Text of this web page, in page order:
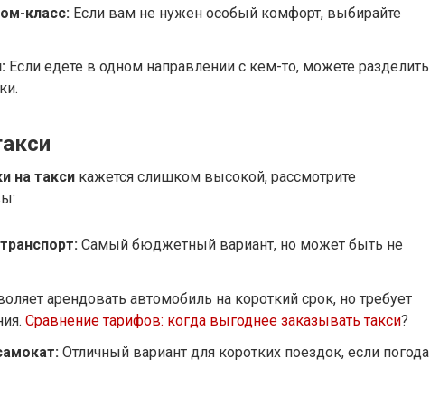
класс: Если вам не нужен особый комфорт, выбирайте
Если едете в одном направлении с кем-то, можете разделить
на такси кажется слишком высокой, рассмотрите
Самый бюджетный вариант, но может быть не
арендовать автомобиль на короткий срок, но требует
Сравнение тарифов: когда выгоднее заказывать такси?
Отличный вариант для коротких поездок, если погода